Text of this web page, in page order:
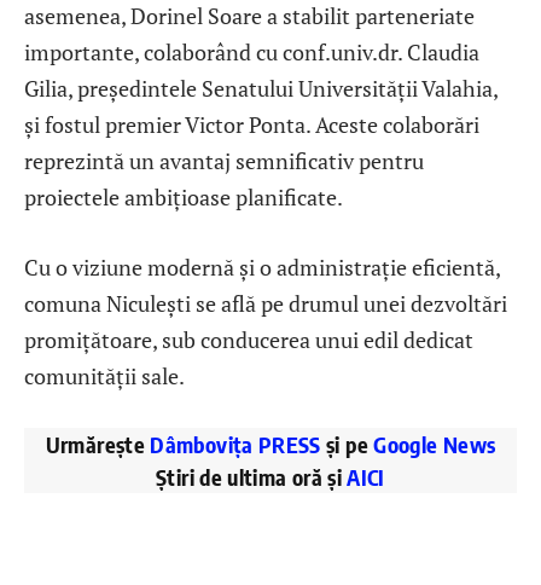
asemenea, Dorinel Soare a stabilit parteneriate
importante, colaborând cu conf.univ.dr. Claudia
Gilia, președintele Senatului Universității Valahia,
și fostul premier Victor Ponta. Aceste colaborări
reprezintă un avantaj semnificativ pentru
proiectele ambițioase planificate.
Cu o viziune modernă și o administrație eficientă,
comuna Niculești se află pe drumul unei dezvoltări
promițătoare, sub conducerea unui edil dedicat
comunității sale.
Urmărește Dâmbovița PRESS și peGoogle News
Știri de ultima oră șiAICI